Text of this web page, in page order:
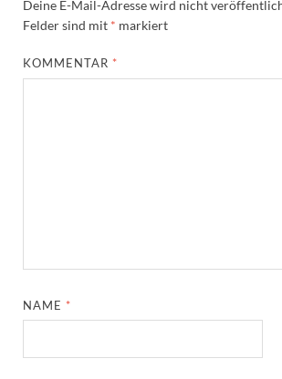
Deine E-Mail-Adresse wird nicht
Felder sind mit * markiert
KOMMENTAR *
NAME *